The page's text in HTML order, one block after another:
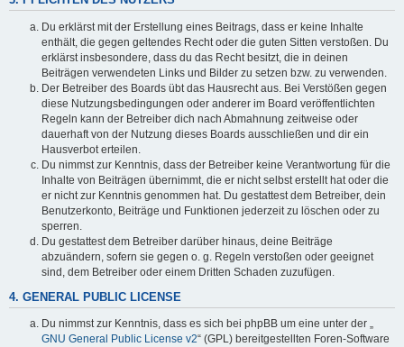
Du erklärst mit der Erstellung eines Beitrags, dass er keine Inhalte
enthält, die gegen geltendes Recht oder die guten Sitten verstoßen. Du
erklärst insbesondere, dass du das Recht besitzt, die in deinen
Beiträgen verwendeten Links und Bilder zu setzen bzw. zu verwenden.
Der Betreiber des Boards übt das Hausrecht aus. Bei Verstößen gegen
diese Nutzungsbedingungen oder anderer im Board veröffentlichten
Regeln kann der Betreiber dich nach Abmahnung zeitweise oder
dauerhaft von der Nutzung dieses Boards ausschließen und dir ein
Hausverbot erteilen.
Du nimmst zur Kenntnis, dass der Betreiber keine Verantwortung für die
Inhalte von Beiträgen übernimmt, die er nicht selbst erstellt hat oder die
er nicht zur Kenntnis genommen hat. Du gestattest dem Betreiber, dein
Benutzerkonto, Beiträge und Funktionen jederzeit zu löschen oder zu
sperren.
Du gestattest dem Betreiber darüber hinaus, deine Beiträge
abzuändern, sofern sie gegen o. g. Regeln verstoßen oder geeignet
sind, dem Betreiber oder einem Dritten Schaden zuzufügen.
4. GENERAL PUBLIC LICENSE
Du nimmst zur Kenntnis, dass es sich bei phpBB um eine unter der „
GNU General Public License v2“ (GPL) bereitgestellten Foren-Software